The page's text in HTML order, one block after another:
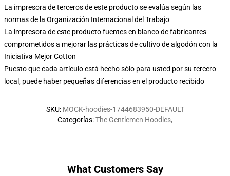
La impresora de terceros de este producto se evalúa según las
normas de la Organización Internacional del Trabajo
La impresora de este producto fuentes en blanco de fabricantes
comprometidos a mejorar las prácticas de cultivo de algodón con la
Iniciativa Mejor Cotton
Puesto que cada artículo está hecho sólo para usted por su tercero
local, puede haber pequeñas diferencias en el producto recibido
SKU: MOCK-hoodies-1744683950-DEFAULT
Categorías:The Gentlemen Hoodies,
What Customers Say